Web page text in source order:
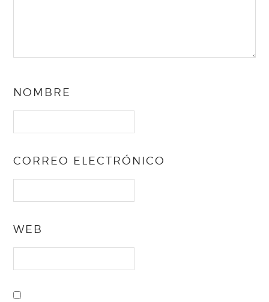
NOMBRE
CORREO ELECTRÓNICO
WEB